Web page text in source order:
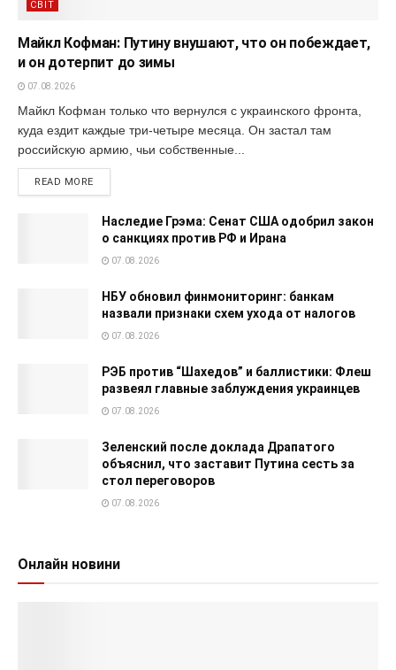
СВІТ
Майкл Кофман: Путину внушают, что он побеждает,
и он дотерпит до зимы
07.08.2026
Майкл Кофман только что вернулся с украинского фронта,
куда ездит каждые три-четыре месяца. Он застал там
российскую армию, чьи собственные...
READ MORE
Наследие Грэма: Сенат США одобрил закон
о санкциях против РФ и Ирана
07.08.2026
НБУ обновил финмониторинг: банкам
назвали признаки схем ухода от налогов
07.08.2026
РЭБ против “Шахедов” и баллистики: Флеш
развеял главные заблуждения украинцев
07.08.2026
Зеленский после доклада Драпатого
объяснил, что заставит Путина сесть за
стол переговоров
07.08.2026
Онлайн новини